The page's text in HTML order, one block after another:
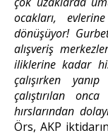
ocakları,
dönüşüyor!
alışveriş
iliklerine kadar
çalışırken
çalıştırılan
hırslarından
Örs, AKP